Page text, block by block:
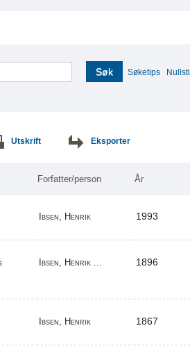
Søk Søketips Nullstill
Utskrift Eksporter
Forfatter/person År
Ibsen, Henrik 1993
Ibsen, Henrik ... 1896
Ibsen, Henrik 1867